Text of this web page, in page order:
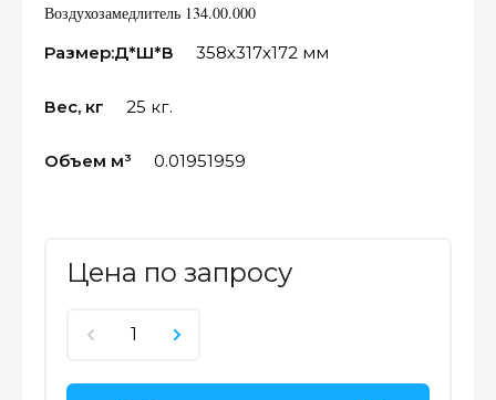
Воздухозамедлитель 134.00.000
Размер:Д*Ш*В
358х317х172 мм
Вес, кг 25 кг.
Объем м³ 0.01951959
Цена по запросу